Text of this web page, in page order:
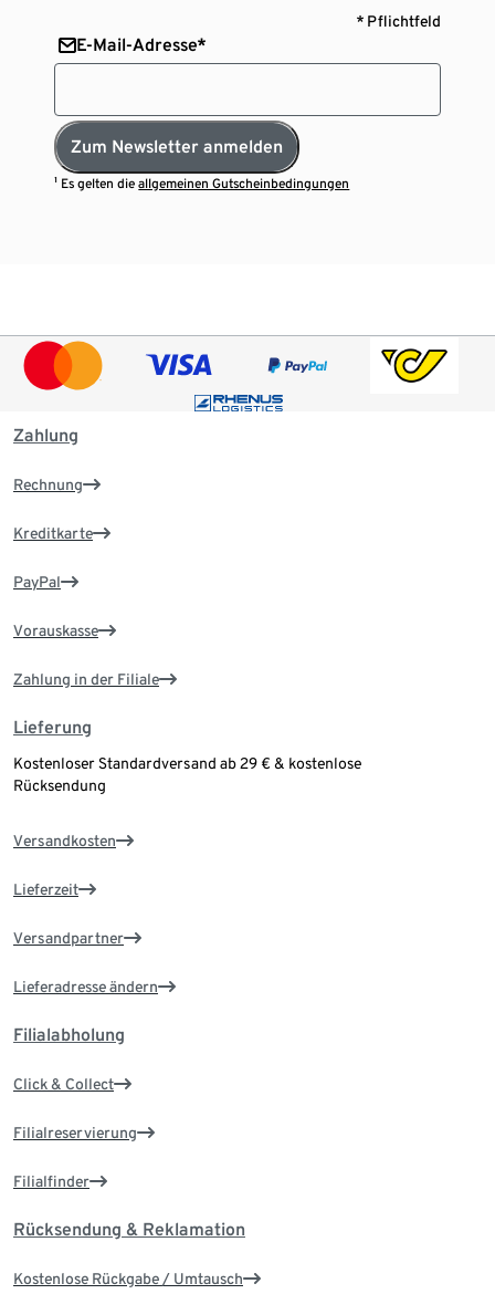
* Pflichtfeld
E-Mail-Adresse*
Zum Newsletter anmelden
¹ Es gelten dieallgemeinen Gutscheinbedingungen
Zahlung
Rechnung
Kreditkarte
PayPal
Vorauskasse
Zahlung in der Filiale
Lieferung
Kostenloser Standardversand ab 29 € & kostenlose
Rücksendung
Versandkosten
Lieferzeit
Versandpartner
Lieferadresse ändern
Filialabholung
Click & Collect
Filialreservierung
Filialfinder
Rücksendung & Reklamation
Kostenlose Rückgabe / Umtausch